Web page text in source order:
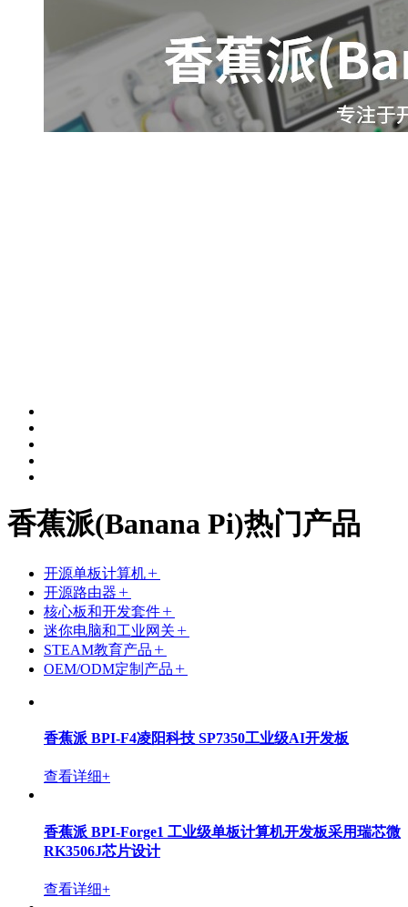
香蕉派(Banana Pi)热门产品
开源单板计算机
开源路由器
核心板和开发套件
迷你电脑和工业网关
STEAM教育产品
OEM/ODM定制产品
香蕉派 BPI-F4凌阳科技 SP7350工业级AI开发板
查看详细+
香蕉派 BPI-Forge1 工业级单板计算机开发板采用瑞芯微
RK3506J芯片设计
查看详细+